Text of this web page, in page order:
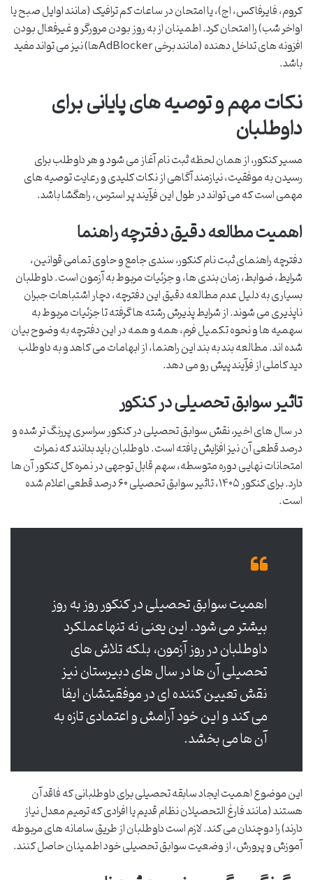
کروم، فایرفاکس، اج)، یا امتحان در ساعات کم ترافیک (مانند اوایل صبح یا
اواخر شب) را امتحان کرد. اطمینان از به روز بودن مرورگر و غیرفعال بودن
افزونه های تداخل دهنده (مانند برخی AdBlockerها) نیز می تواند مفید
باشد.
نکات مهم و توصیه های پایانی برای
داوطلبان
مسیر کنکور، از همان لحظه ثبت نام آغاز می شود و هر داوطلب برای
رسیدن به موفقیت، نیازمند آگاهی از نکات کلیدی و رعایت توصیه های
مهمی است که می تواند در طول این فرآیند پر استرس، راهگشا باشد.
اهمیت مطالعه دقیق دفترچه راهنما
دفترچه راهنمای ثبت نام کنکور، سندی جامع و حاوی تمامی قوانین،
شرایط، ضوابط، زمان بندی ها، و جزئیات مربوط به آزمون است. داوطلبان
بسیاری به دلیل عدم مطالعه دقیق این دفترچه، دچار اشتباهات جبران
ناپذیری می شوند. از شرایط پذیرش رشته ها گرفته تا جزئیات مربوط به
سهمیه ها و نحوه تکمیل فرم، همه و همه در این دفترچه به وضوح بیان
شده اند. مطالعه بند به بند این راهنما، از ابهامات می کاهد و به داوطلب
دید کاملی از فرآیند پیش رو می دهد.
تاثیر سوابق تحصیلی در کنکور
در سال های اخیر، نقش سوابق تحصیلی در کنکور سراسری پررنگ تر شده و
درصد قطعی آن نیز افزایش یافته است. داوطلبان باید بدانند که نمرات
امتحانات نهایی دوره متوسطه، سهم قابل توجهی در نمره کل کنکور آن ها
دارد. برای کنکور ۱۴۰۵، تاثیر سوابق تحصیلی ۶۰ درصد قطعی اعلام شده
است.
اهمیت سوابق تحصیلی در کنکور روز به روز
بیشتر می شود. این یعنی نه تنها عملکرد
داوطلبان در روز آزمون، بلکه تلاش های
تحصیلی آن ها در سال های دبیرستان نیز
نقش تعیین کننده ای در موفقیتشان ایفا
می کند و این خود آرامش و اعتمادی تازه به
آن ها می بخشد.
این موضوع اهمیت ایجاد سابقه تحصیلی برای داوطلبانی که فاقد آن
هستند (مانند فارغ التحصیلان نظام قدیم یا افرادی که ترمیم معدل نیاز
دارند) را دوچندان می کند. لازم است داوطلبان از طریق سامانه های مربوطه
آموزش و پرورش، از وضعیت سوابق تحصیلی خود اطمینان حاصل کنند.